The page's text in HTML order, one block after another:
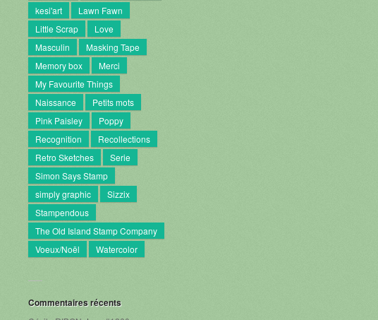
kesi'art
Lawn Fawn
Little Scrap
Love
Masculin
Masking Tape
Memory box
Merci
My Favourite Things
Naissance
Petits mots
Pink Paisley
Poppy
Recognition
Recollections
Retro Sketches
Serie
Simon Says Stamp
simply graphic
Sizzix
Stampendous
The Old Island Stamp Company
Voeux/Noël
Watercolor
Commentaires récents